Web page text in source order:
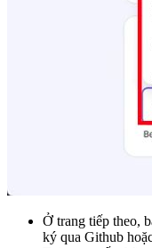
Ở trang tiếp theo,
ký qua Github